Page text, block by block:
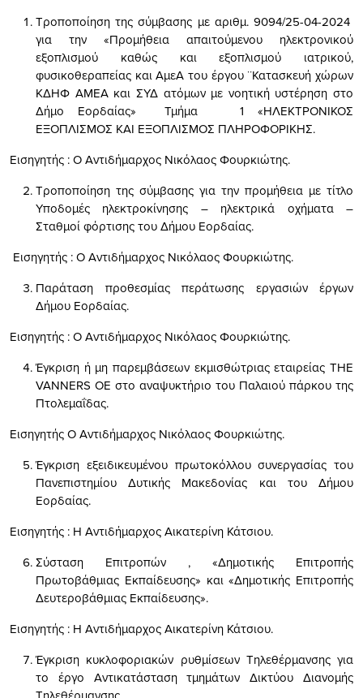
Τροποποίηση της σύμβασης με αριθμ. 9094/25-04-2024
για την «Προμήθεια απαιτούμενου ηλεκτρονικού
εξοπλισμού καθώς και εξοπλισμού ιατρικού,
φυσικοθεραπείας και ΑμεΑ του έργου ¨Κατασκευή χώρων
ΚΔΗΦ ΑΜΕΑ και ΣΥΔ ατόμων με νοητική υστέρηση στο
Δήμο Εορδαίας» Τμήμα 1 «ΗΛΕΚΤΡΟΝΙΚΟΣ
ΕΞΟΠΛΙΣΜΟΣ ΚΑΙ ΕΞΟΠΛΙΣΜΟΣ ΠΛΗΡΟΦΟΡΙΚΗΣ.
Εισηγητής : Ο Αντιδήμαρχος Νικόλαος Φουρκιώτης.
Τροποποίηση της σύμβασης για την προμήθεια με τίτλο
Υποδομές ηλεκτροκίνησης – ηλεκτρικά οχήματα –
Σταθμοί φόρτισης του Δήμου Εορδαίας.
Εισηγητής : Ο Αντιδήμαρχος Νικόλαος Φουρκιώτης.
Παράταση προθεσμίας περάτωσης εργασιών έργων
Δήμου Εορδαίας.
Εισηγητής : Ο Αντιδήμαρχος Νικόλαος Φουρκιώτης.
Έγκριση ή μη παρεμβάσεων εκμισθώτριας εταιρείας THE
VANNERS OE στο αναψυκτήριο του Παλαιού πάρκου της
Πτολεμαΐδας.
Εισηγητής Ο Αντιδήμαρχος Νικόλαος Φουρκιώτης.
Έγκριση εξειδικευμένου πρωτοκόλλου συνεργασίας του
Πανεπιστημίου Δυτικής Μακεδονίας και του Δήμου
Εορδαίας.
Εισηγητής : Η Αντιδήμαρχος Αικατερίνη Κάτσιου.
Σύσταση Επιτροπών , «Δημοτικής Επιτροπής
Πρωτοβάθμιας Εκπαίδευσης» και «Δημοτικής Επιτροπής
Δευτεροβάθμιας Εκπαίδευσης».
Εισηγητής : Η Αντιδήμαρχος Αικατερίνη Κάτσιου.
Έγκριση κυκλοφοριακών ρυθμίσεων Τηλεθέρμανσης για
το έργο Αντικατάσταση τμημάτων Δικτύου Διανομής